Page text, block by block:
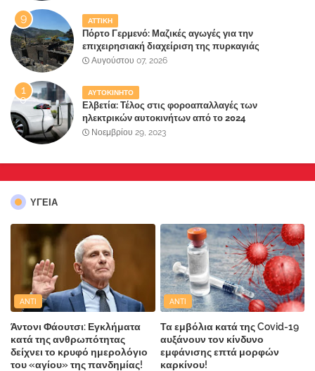
ΑΤΤΙΚΗ
Πόρτο Γερμενό: Μαζικές αγωγές για την
επιχειρησιακή διαχείριση της πυρκαγιάς
ετοιμάζουν οι κάτοικοι!
Αυγούστου 07, 2026
ΑΥΤΟΚΙΝΗΤΟ
Ελβετία: Τέλος στις φοροαπαλλαγές των
ηλεκτρικών αυτοκινήτων από το 2024
Νοεμβρίου 29, 2023
ΥΓΕΙΑ
ANTI
Άντονι Φάουτσι: Εγκλήματα
κατά της ανθρωπότητας
δείχνει το κρυφό ημερολόγιο
του «αγίου» της πανδημίας!
ANTI
Τα εμβόλια κατά της Covid-19
αυξάνουν τον κίνδυνο
εμφάνισης επτά μορφών
καρκίνου!